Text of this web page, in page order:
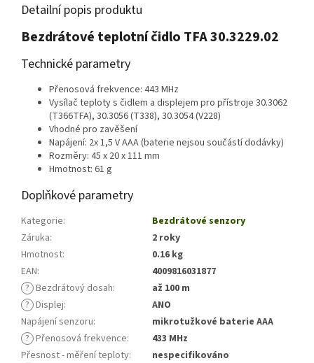
Detailní popis produktu
Bezdrátové teplotní čidlo TFA 30.3229.02
Technické parametry
Přenosová frekvence: 443 MHz
Vysílač teploty s čidlem a displejem pro přístroje 30.3062
(T366TFA), 30.3056 (T338), 30.3054 (V228)
Vhodné pro zavěšení
Napájení: 2x 1,5 V AAA (baterie nejsou součástí dodávky)
Rozměry: 45 x 20 x 111 mm
Hmotnost: 61 g
Doplňkové parametry
Kategorie:
Bezdrátové senzory
Záruka:
2 roky
Hmotnost:
0.16 kg
EAN:
4009816031877
? Bezdrátový dosah:
až 100 m
? Displej:
ANO
Napájení senzoru:
mikrotužkové baterie AAA
? Přenosová frekvence:
433 MHz
Přesnost - měření teploty:
nespecifikováno